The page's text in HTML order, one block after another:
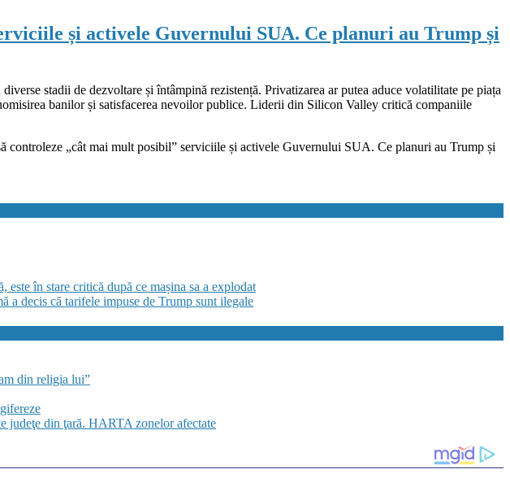
și activele Guvernului SUA. Ce planuri au Trump și
stadii de dezvoltare și întâmpină rezistență. Privatizarea ar putea aduce volatilitate pe piața
banilor și satisfacerea nevoilor publice. Liderii din Silicon Valley critică companiile
controleze „cât mai mult posibil” serviciile și activele Guvernului SUA. Ce planuri au Trump și
în stare critică după ce mașina sa a explodat
a decis că tarifele impuse de Trump sunt ilegale
din religia lui”
judeţe din ţară. HARTA zonelor afectate